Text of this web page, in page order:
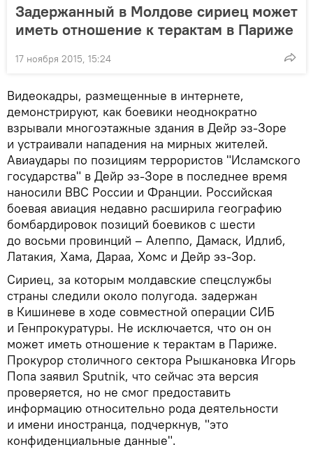
Задержанный в Молдове сириец может
иметь отношение к терактам в Париже
17 ноября 2015, 15:24
Видеокадры, размещенные в интернете,
демонстрируют, как боевики неоднократно
взрывали многоэтажные здания в Дейр эз-Зоре
и устраивали нападения на мирных жителей.
Авиаудары по позициям террористов "Исламского
государства" в Дейр эз-Зоре в последнее время
наносили ВВС России и Франции. Российская
боевая авиация недавно расширила географию
бомбардировок позиций боевиков с шести
до восьми провинций – Алеппо, Дамаск, Идлиб,
Латакия, Хама, Дараа, Хомс и Дейр эз-Зор.
Сириец, за которым молдавские спецслужбы
страны следили около полугода. задержан
в Кишиневе в ходе совместной операции СИБ
и Генпрокуратуры. Не исключается, что он он
может иметь отношение к терактам в Париже.
Прокурор столичного сектора Рышкановка Игорь
Попа заявил Sputnik, что сейчас эта версия
проверяется, но не смог предоставить
информацию относительно рода деятельности
и имени иностранца, подчеркнув, "это
конфиденциальные данные".